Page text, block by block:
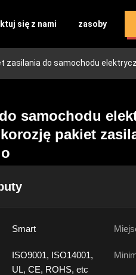
się z nami zasoby
zasilania do samochodu
samochodu
pakiet
Smart
ISO9001, ISO14001,
UL, CE, ROHS, etc